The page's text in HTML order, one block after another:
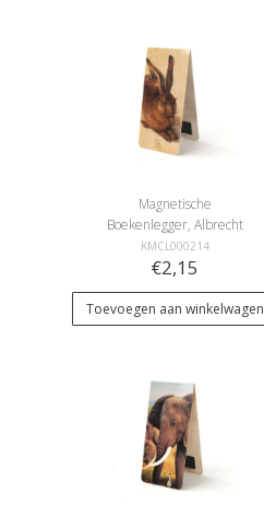
Magnetische
Boekenlegger, Albrecht
Durer, Haas
KMCL000214
€2,15
Toevoegen aan winkelwagen